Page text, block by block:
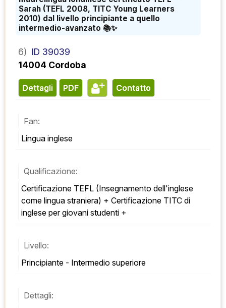
Sarah (TEFL 2008, TITC Young Learners
2010) dal livello principiante a quello
intermedio-avanzato 📚✨
6) ID 39039
14004 Cordoba
Dettagli PDF contatto
Fan:
Lingua inglese
Qualificazione:
Certificazione TEFL (Insegnamento dell'inglese
come lingua straniera) + Certificazione TITC di
inglese per giovani studenti +
Livello:
Principiante - Intermedio superiore
Dettagli: